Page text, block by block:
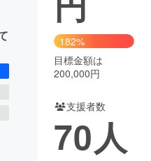
CAMPFIRE Creation
machi-ya コミュニティ
182%
目標金額は
200,000円
支援者数
70人